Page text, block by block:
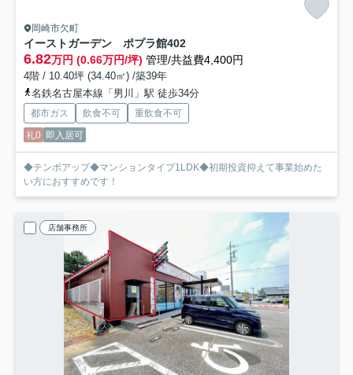
岡崎市欠町
イーストガーデン ポプラ館402
6.82万円 (0.66万円/坪) 管理/共益費4,400円
4階 / 10.40坪 (34.40㎡) /築39年
名鉄名古屋本線「男川」駅 徒歩34分
都市ガス 飲食不可
重飲食不可
礼0 即入居可
◆テンポアップ◆マンションタイプ1LDK◆初期投資抑えて事業始めた
い方におすすめです！
店舗事務所